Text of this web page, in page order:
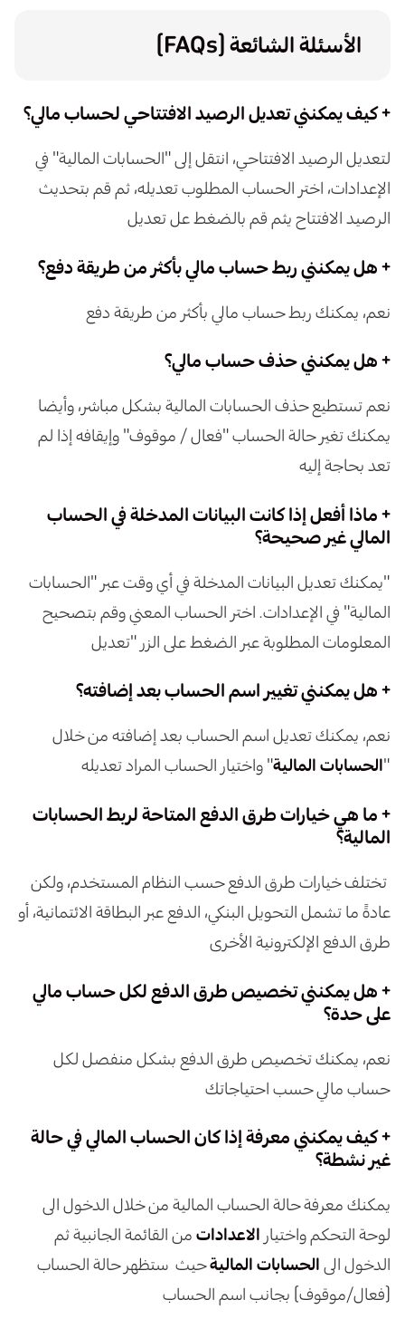
الأسئلة الشائعة (FAQs)
+ كيف يمكنني تعديل الرصيد الافتتاحي لحساب مالي؟
لتعديل الرصيد الافتتاحي، انتقل إلى "الحسابات المالية" في
الإعدادات، اختر الحساب المطلوب تعديله، ثم قم بتحديث
الرصيد الافتتاح يثم قم بالضغط عل تعديل
+ هل يمكنني ربط حساب مالي بأكثر من طريقة دفع؟
نعم، يمكنك ربط حساب مالي بأكثر من طريقة دفع
+ هل يمكنني حذف حساب مالي؟
نعم تستطيع حذف الحسابات المالية بشكل مباشر، وأيضا
يمكنك تغير حالة الحساب "فعال / موقوف" وإيقافه إذا لم
تعد بحاجة إليه
+ ماذا أفعل إذا كانت البيانات المدخلة في الحساب
المالي غير صحيحة؟
"يمكنك تعديل البيانات المدخلة في أي وقت عبر "الحسابات
المالية" في الإعدادات. اختر الحساب المعني وقم بتصحيح
المعلومات المطلوبة عبر الضغط على الزر "تعديل
+ هل يمكنني تغيير اسم الحساب بعد إضافته؟
نعم، يمكنك تعديل اسم الحساب بعد إضافته من خلال
"الحسابات المالية" واختيار الحساب المراد تعديله
+ ما هي خيارات طرق الدفع المتاحة لربط الحسابات
المالية؟
تختلف خيارات طرق الدفع حسب النظام المستخدم، ولكن
عادةً ما تشمل التحويل البنكي، الدفع عبر البطاقة الائتمانية، أو
طرق الدفع الإلكترونية الأخرى
+ هل يمكنني تخصيص طرق الدفع لكل حساب مالي
على حدة؟
نعم، يمكنك تخصيص طرق الدفع بشكل منفصل لكل
حساب مالي حسب احتياجاتك
+ كيف يمكنني معرفة إذا كان الحساب المالي في حالة
غير نشطة؟
يمكنك معرفة حالة الحساب المالية من خلال الدخول الى
لوحة التحكم واختيار الاعدادات من القائمة الجانبية ثم
الدخول الى الحسابات الماليةحيث ستظهر حالة الحساب
(فعال/موقوف) بجانب اسم الحساب